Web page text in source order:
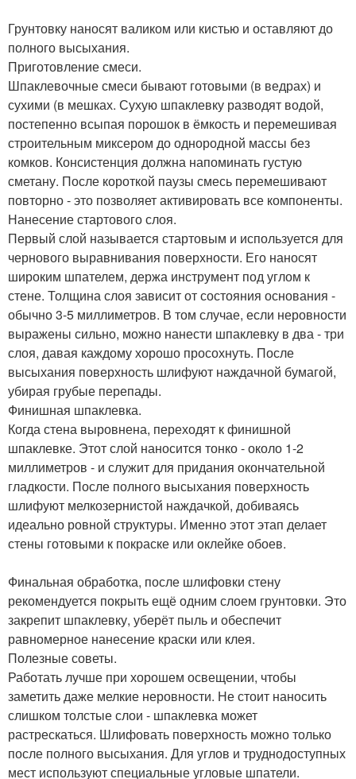
Грунтовку наносят валиком или кистью и оставляют до
полного высыхания.
Приготовление смеси.
Шпаклевочные смеси бывают готовыми (в ведрах) и
сухими (в мешках. Сухую шпаклевку разводят водой,
постепенно всыпая порошок в ёмкость и перемешивая
строительным миксером до однородной массы без
комков. Консистенция должна напоминать густую
сметану. После короткой паузы смесь перемешивают
повторно - это позволяет активировать все компоненты.
Нанесение стартового слоя.
Первый слой называется стартовым и используется для
чернового выравнивания поверхности. Его наносят
широким шпателем, держа инструмент под углом к
стене. Толщина слоя зависит от состояния основания -
обычно 3-5 миллиметров. В том случае, если неровности
выражены сильно, можно нанести шпаклевку в два - три
слоя, давая каждому хорошо просохнуть. После
высыхания поверхность шлифуют наждачной бумагой,
убирая грубые перепады.
Финишная шпаклевка.
Когда стена выровнена, переходят к финишной
шпаклевке. Этот слой наносится тонко - около 1-2
миллиметров - и служит для придания окончательной
гладкости. После полного высыхания поверхность
шлифуют мелкозернистой наждачкой, добиваясь
идеально ровной структуры. Именно этот этап делает
стены готовыми к покраске или оклейке обоев.
Финальная обработка, после шлифовки стену
рекомендуется покрыть ещё одним слоем грунтовки. Это
закрепит шпаклевку, уберёт пыль и обеспечит
равномерное нанесение краски или клея.
Полезные советы.
Работать лучше при хорошем освещении, чтобы
заметить даже мелкие неровности. Не стоит наносить
слишком толстые слои - шпаклевка может
растрескаться. Шлифовать поверхность можно только
после полного высыхания. Для углов и труднодоступных
мест используют специальные угловые шпатели.